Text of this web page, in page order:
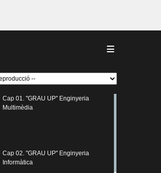
Cap 01. "GRAU UP" Enginyeria
Multimèdia
Cap 02. "GRAU UP" Enginyeria
Informàtica